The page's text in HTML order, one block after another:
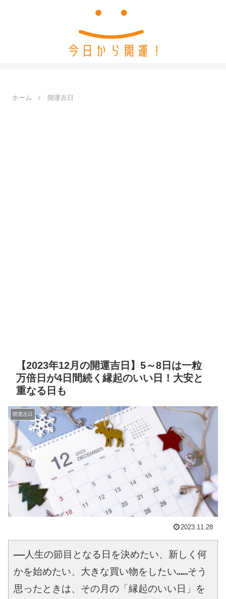
ホーム 開運吉日
【2023年12月の開運吉日】5～8日は一粒
万倍日が4日間続く縁起のいい日！大安と
重なる日も
開運吉日
2023.11.28
――人生の節目となる日を決めたい、新しく何
かを始めたい、大きな買い物をしたい……そう
思ったときは、その月の「縁起のいい日」を